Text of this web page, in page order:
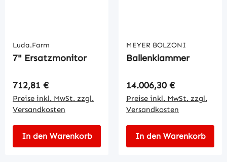
Luda.Farm
7" Ersatzmonitor
Regulärer Preis:
712,81 €
Preise inkl. MwSt. zzgl.
Versandkosten
In den Warenkorb
MEYER BOLZONI
Ballenklammer
Regulärer Preis:
14.006,30 €
Preise inkl. MwSt. zzgl.
Versandkosten
In den Warenkorb